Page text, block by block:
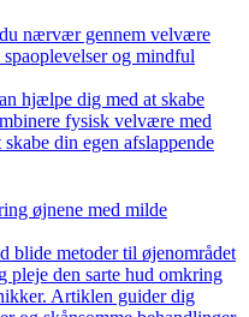
du nærvær gennem velvære
og mindful
hjælpe dig med at skabe
fysisk velvære med
din egen afslappende
øjnene med milde
blide metoder til øjenområdet
pleje den sarte hud omkring
Artiklen guider dig